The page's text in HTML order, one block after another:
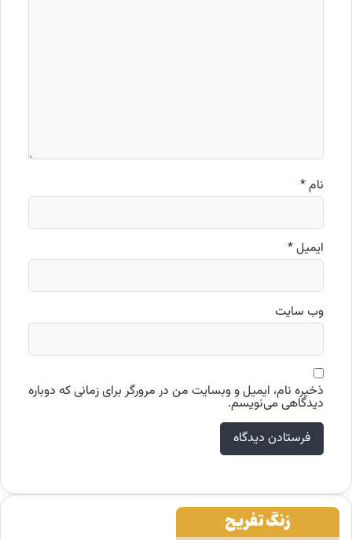
نام*
ایمیل*
وب‌ سایت
ذخیره نام، ایمیل و وبسایت من در مرورگر برای زمانی که دوباره
دیدگاهی می‌نویسم.
زنگ تفریح